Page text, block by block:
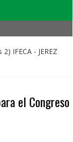
IFECA - JEREZ
el Congreso